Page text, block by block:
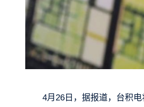
4月26日，据报道，台积